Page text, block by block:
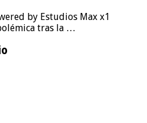
by Estudios Max x1
tras la …